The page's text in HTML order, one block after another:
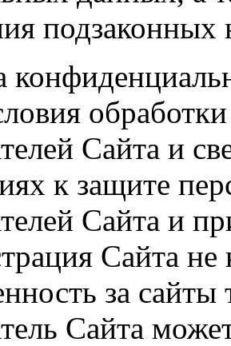
Сайта и
к защите
Сайта и
Сайта не
за
Сайта